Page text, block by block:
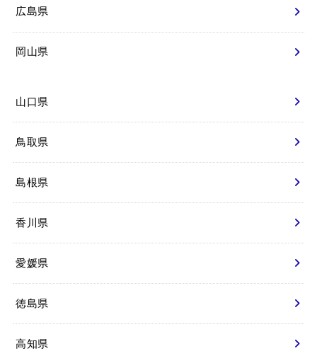
広島県
岡山県
山口県
鳥取県
島根県
香川県
愛媛県
徳島県
高知県